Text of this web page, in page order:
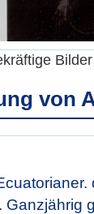
von
Ganzjährig